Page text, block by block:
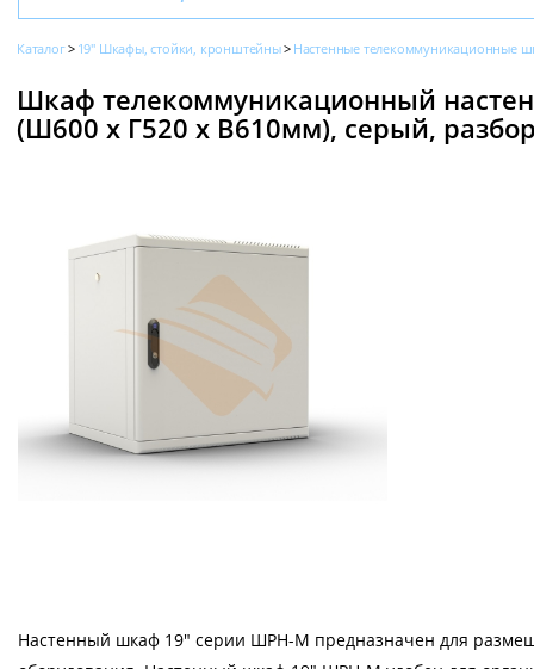
Каталог 19" Шкафы, стойки, кронштейны Настенные телекоммуникационные
Шкаф телекоммуникационный
(Ш600 х Г520 х В610мм), серый,
Настенный шкаф 19" серии ШРН-М предназначен для